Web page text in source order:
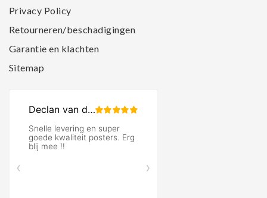
Privacy Policy
Retourneren/beschadigingen
Garantie en klachten
Sitemap